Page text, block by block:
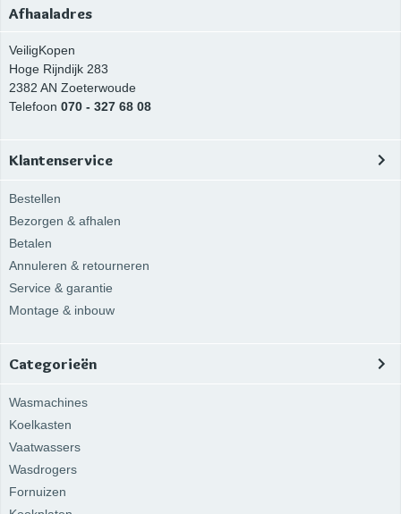
Afhaaladres
VeiligKopen
Hoge Rijndijk 283
2382 AN Zoeterwoude
Telefoon 070 - 327 68 08
Klantenservice
Bestellen
Bezorgen & afhalen
Betalen
Annuleren & retourneren
Service & garantie
Montage & inbouw
Categorieën
Wasmachines
Koelkasten
Vaatwassers
Wasdrogers
Fornuizen